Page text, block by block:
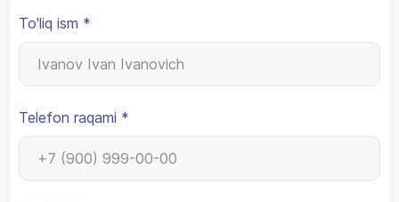
To'liq ism *
Telefon raqami *